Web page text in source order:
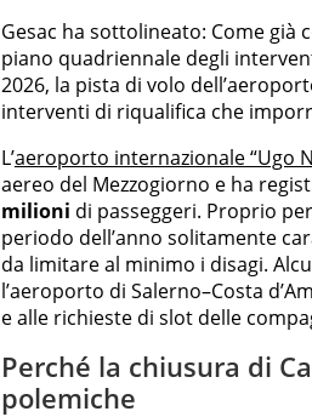
Gesac ha sottolineato: Come
piano quadriennale degli
2026, la pista di volo
interventi di riqualifica che
L’aeroporto internazionale “Ugo
aereo del Mezzogiorno e ha
milioni di passeggeri. Proprio
periodo dell’anno solitamente
da limitare al minimo i disagi.
l’aeroporto di Salerno–Costa
e alle richieste di slot delle
Perché la chiusura di
polemiche